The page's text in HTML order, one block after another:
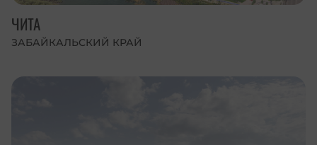
ЧИТА
ЗАБАЙКАЛЬСКИЙ КРАЙ